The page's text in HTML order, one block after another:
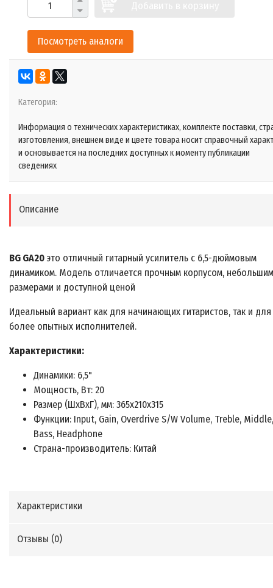
Посмотреть аналоги
Категория:
Информация о технических характеристиках, комплекте поставки,
изготовления, внешнем виде и цвете товара носит справочный
и основывается на последних доступных к моменту публикации
сведениях
Описание
BG GA20 это отличный гитарный усилитель с 6,5-дюймовым
динамиком. Модель отличается прочным корпусом,
размерами и доступной ценой
Идеальный вариант как для начинающих гитаристов, так и для
более опытных исполнителей.
Характеристики:
Динамики: 6,5"
Мощность, Вт: 20
Размер (ШхВхГ), мм: 365х210х315
Функции: Input, Gain, Overdrive S/W Volume, Treble, Middle,
Bass, Headphone
Страна-производитель: Китай
Характеристики
Отзывы (0)